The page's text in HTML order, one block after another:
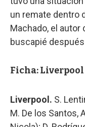
un remate dentro
Machado, el autor
buscapié
Ficha:
Liverpool. S.
M. De los Santos,